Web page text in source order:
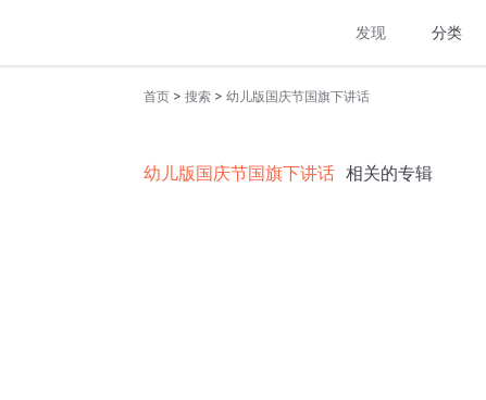
发现 分类
首页 > 搜索 > 幼儿版国庆节国旗下讲话
幼儿版国庆节国旗下讲话 相关的专辑